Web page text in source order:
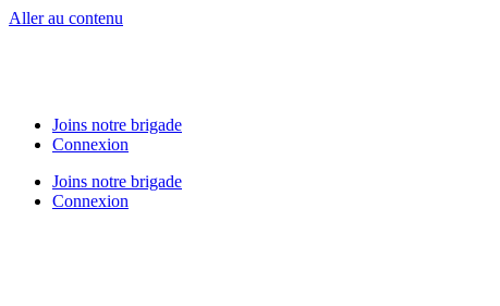
Aller au contenu
Joins notre brigade
Connexion
Joins notre brigade
Connexion